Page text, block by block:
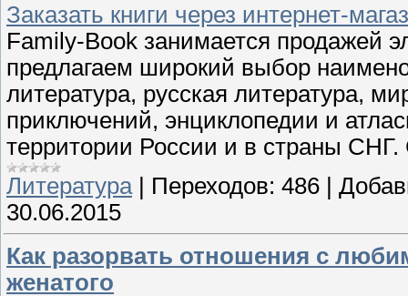
Заказать книги через интернет-
Family-Book занимается продажей
предлагаем широкий выбор
литература, русская литература,
приключений, энциклопедии и
территории России и в страны СНГ.
Литература| Переходов: 486
30.06.2015
Как разорвать отношения с
женатого